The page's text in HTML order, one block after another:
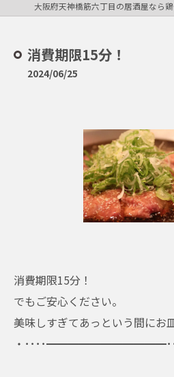
消費期限15分！
2024/06/25
消費期限15分！
でもご安心ください。
美味しすぎてあっという間にお
・････━━━━━━━━━━━･･